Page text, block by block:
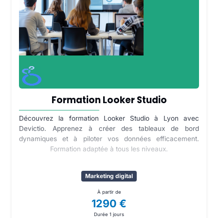
Formation Looker Studio
Découvrez la formation Looker Studio à Lyon avec
Devictio. Apprenez à créer des tableaux de bord
dynamiques et à piloter vos données efficacement.
Formation adaptée à tous les niveaux.
Marketing digital
À partir de
1290 €
Durée 1 jours